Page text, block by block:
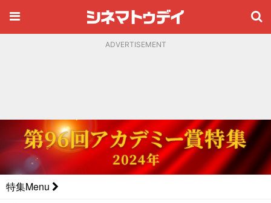
ADVERTISEMENT
特集Menu